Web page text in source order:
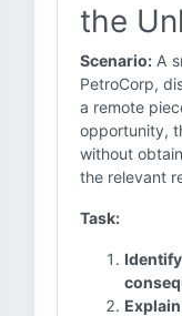
the
Scenario: A
PetroCorp,
a remote
opportunity,
without
the relevant
Task: